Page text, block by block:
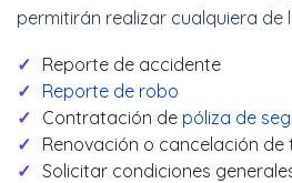
permitirán realizar cualquiera de
Reporte de accidente
Reporte de robo
Contratación de póliza de
Renovación o cancelación de
Solicitar condiciones